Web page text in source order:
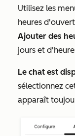
Utilisez les
heures
Ajouter des
jours et
Le chat est
sélectionnez
apparaît